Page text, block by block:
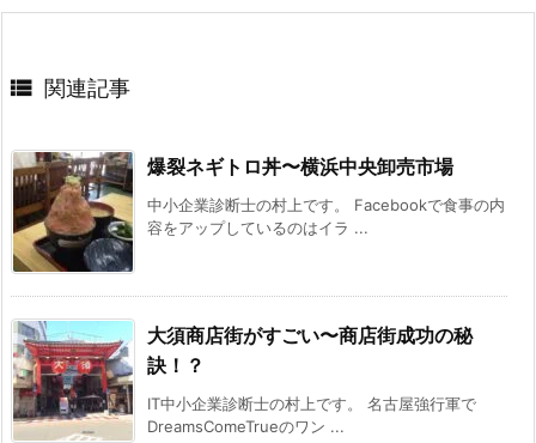
 関連記事
爆裂ネギトロ丼〜横浜中央卸売市場
中小企業診断士の村上です。 Facebookで食事の内
容をアップしているのはイラ ...
大須商店街がすごい〜商店街成功の秘
訣！？
IT中小企業診断士の村上です。 名古屋強行軍で
DreamsComeTrueのワン ...